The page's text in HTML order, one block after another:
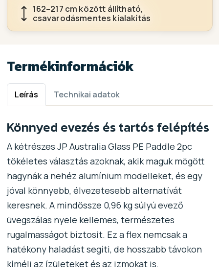
162–217 cm között állítható,
csavarodásmentes kialakítás
Termékinformációk
Leírás Technikai adatok
Könnyed evezés és tartós felépítés
A kétrészes JP Australia Glass PE Paddle 2pc
tökéletes választás azoknak, akik maguk mögött
hagynák a nehéz alumínium modelleket, és egy
jóval könnyebb, élvezetesebb alternatívát
keresnek. A mindössze 0,96 kg súlyú evező
üvegszálas nyele kellemes, természetes
rugalmasságot biztosít. Ez a flex nemcsak a
hatékony haladást segíti, de hosszabb távokon
kíméli az ízületeket és az izmokat is.